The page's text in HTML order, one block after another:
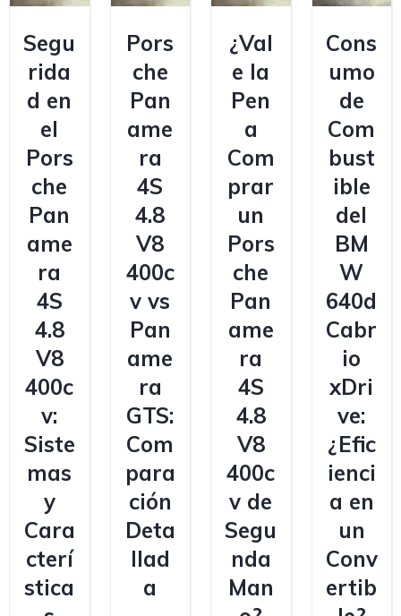
Segu
rida
d en
el
Pors
che
Pan
ame
ra
4S
4.8
V8
400c
v:
Siste
mas
y
Cara
cterí
stica
Pors
che
Pan
ame
ra
4S
4.8
V8
400c
v vs
Pan
ame
ra
GTS:
Com
para
ción
Deta
llad
a
¿Val
e la
Pen
a
Com
prar
un
Pors
che
Pan
ame
ra
4S
4.8
V8
400c
v de
Segu
nda
Man
Cons
umo
de
Com
bust
ible
del
BM
W
640d
Cabr
io
xDri
ve:
¿Efic
ienci
a en
un
Conv
ertib